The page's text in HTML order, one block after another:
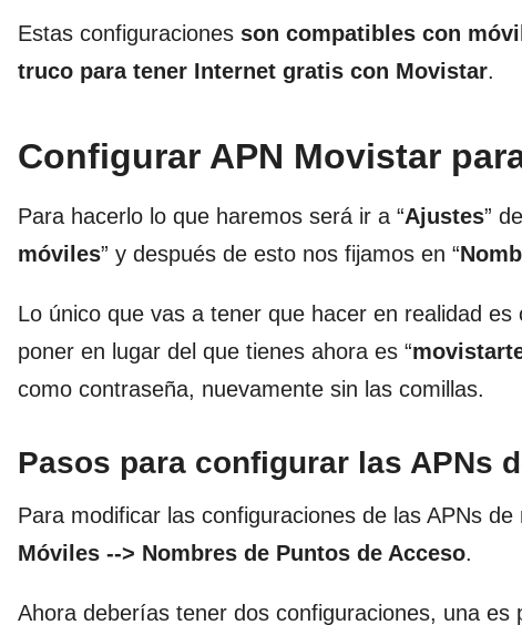
Estas configuraciones son compatibles con
truco para tener Internet gratis con Movistar.
Configurar APN Movistar
Para hacerlo lo que haremos será ir a “Ajustes”
móviles” y después de esto nos fijamos en “
Lo único que vas a tener que hacer en realidad
poner en lugar del que tienes ahora es “
como contraseña, nuevamente sin las comillas.
Pasos para configurar las APNs
Para modificar las configuraciones de las APNs de
Móviles --> Nombres de Puntos de Acceso.
Ahora deberías tener dos configuraciones, una